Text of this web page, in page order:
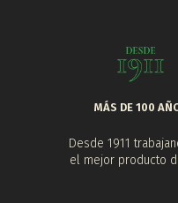
MÁS DE 100
Desde 1911
el mejor producto